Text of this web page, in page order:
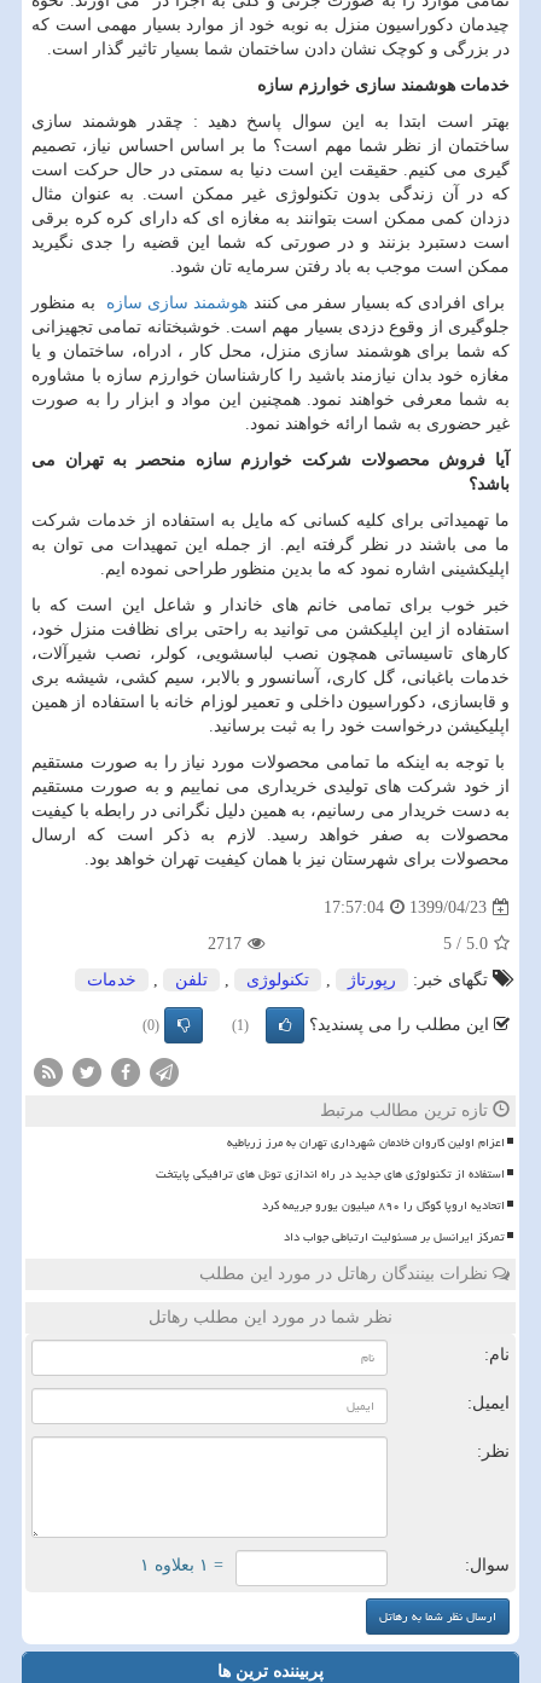
چیدمان دکوراسیون منزل به نوبه خود از موارد بسیار مهمی است که
در بزرگی و کوچک نشان دادن ساختمان شما بسیار تاثیر گذار است.
خدمات هوشمند سازی خوارزم سازه
بهتر است ابتدا به این سوال پاسخ دهید : چقدر هوشمند سازی
ساختمان از نظر شما مهم است؟ ما بر اساس احساس نیاز، تصمیم
گیری می کنیم. حقیقت این است دنیا به سمتی در حال حرکت است
که در آن زندگی بدون تکنولوژی غیر ممکن است. به عنوان مثال
دزدان کمی ممکن است بتوانند به مغازه ای که دارای کره کره برقی
است دستبرد بزنند و در صورتی که شما این قضیه را جدی نگیرید
ممکن است موجب به باد رفتن سرمایه تان شود.
برای افرادی که بسیار سفر می کنند هوشمند سازی سازه به منظور
جلوگیری از وقوع دزدی بسیار مهم است. خوشبختانه تمامی تجهیزانی
که شما برای هوشمند سازی منزل، محل کار ، ادراه، ساختمان و یا
مغازه خود بدان نیازمند باشید را کارشناسان خوارزم سازه با مشاوره
به شما معرفی خواهند نمود. همچنین این مواد و ابزار را به صورت
غیر حضوری به شما ارائه خواهند نمود.
آیا فروش محصولات شرکت خوارزم سازه منحصر به تهران می
باشد؟
ما تهمیداتی برای کلیه کسانی که مایل به استفاده از خدمات شرکت
ما می باشند در نظر گرفته ایم. از جمله این تمهیدات می توان به
اپلیکشینی اشاره نمود که ما بدین منظور طراحی نموده ایم.
خبر خوب برای تمامی خانم های خاندار و شاعل این است که با
استفاده از این اپلیکشن می توانید به راحتی برای نظافت منزل خود،
کارهای تاسیساتی همچون نصب لباسشویی، کولر، نصب شیرآلات،
خدمات باغبانی، گل کاری، آسانسور و بالابر، سیم کشی، شیشه بری
و قابسازی، دکوراسیون داخلی و تعمیر لوزام خانه با استفاده از همین
اپلیکیشن درخواست خود را به ثبت برسانید.
با توجه به اینکه ما تمامی محصولات مورد نیاز را به صورت مستقیم
از خود شرکت های تولیدی خریداری می نماییم و به صورت مستقیم
به دست خریدار می رسانیم، به همین دلیل نگرانی در رابطه با کیفیت
محصولات به صفر خواهد رسید. لازم به ذکر است که ارسال
محصولات برای شهرستان نیز با همان کیفیت تهران خواهد بود.
1399/04/23
17:57:04
5.0
/
5
2717
تگهای خبر:
رپورتاژ , تكنولوژی , تلفن , خدمات
این مطلب را می پسندید؟ (1)
(0)
تازه ترین مطالب مرتبط
اعزام اولین کاروان خادمان شهرداری تهران به مرز زرباطیه
استفاده از تکنولوژی های جدید در راه اندازی تونل های ترافیکی پایتخت
اتحادیه اروپا گوگل را ۸۹۰ میلیون یورو جریمه کرد
تمرکز ایرانسل بر مسئولیت ارتباطی جواب داد
نظرات بینندگان رهاتل در مورد این مطلب
نظر شما در مورد این مطلب رهاتل
نام:
ایمیل:
نظر:
سوال: = ۱ بعلاوه ۱
پربیننده ترین ها